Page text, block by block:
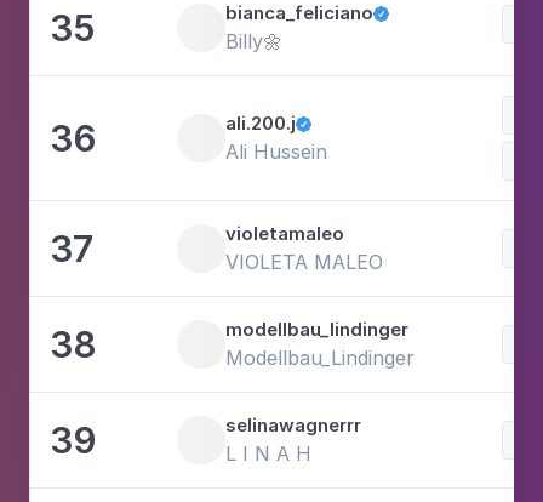
35 bianca_feliciano
Billy🌼
36 ali.200.j
Ali Hussein
37 violetamaleo
VIOLETA MALEO
38 modellbau_lindinger
Modellbau_Lindinger
39 selinawagnerrr
L I N A H